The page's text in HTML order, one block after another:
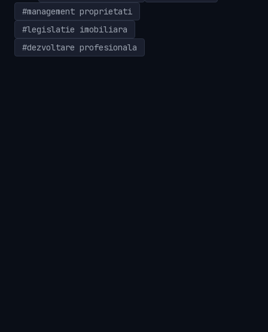
#management proprietati
#legislatie imobiliara
#dezvoltare profesionala